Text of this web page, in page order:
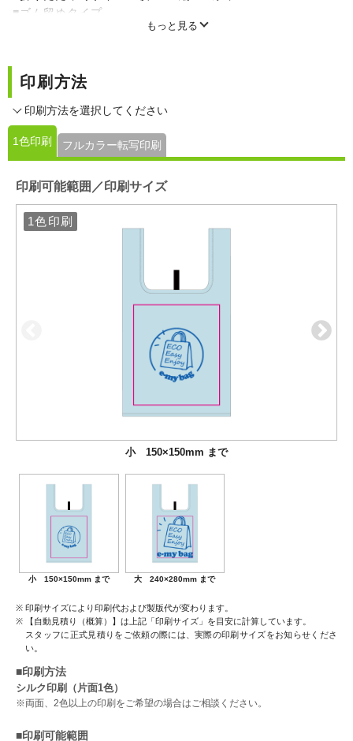
■ゴム留めタイプ
開いた状態での納品になります。
もっと見る
印刷方法
印刷方法を選択してください
1色印刷 フルカラー転写印刷
印刷可能範囲／印刷サイズ
1色印刷
小 150×150mm まで
1色印刷
大 240×280mm まで
小 150×150mm まで 大 240×280mm まで
印刷サイズにより印刷代および製版代が変わります。
【自動見積り（概算）】は上記「印刷サイズ」を目安に計算しています。
スタッフに正式見積りをご依頼の際には、実際の印刷サイズをお知らせくださ
い。
■印刷方法
シルク印刷（片面1色）
※両面、2色以上の印刷をご希望の場合はご相談ください。
■印刷可能範囲